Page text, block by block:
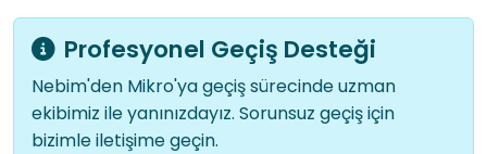
Profesyonel Geçiş Desteği
Nebim'den Mikro'ya geçiş sürecinde uzman
ekibimiz ile yanınızdayız. Sorunsuz geçiş için
bizimle iletişime geçin.